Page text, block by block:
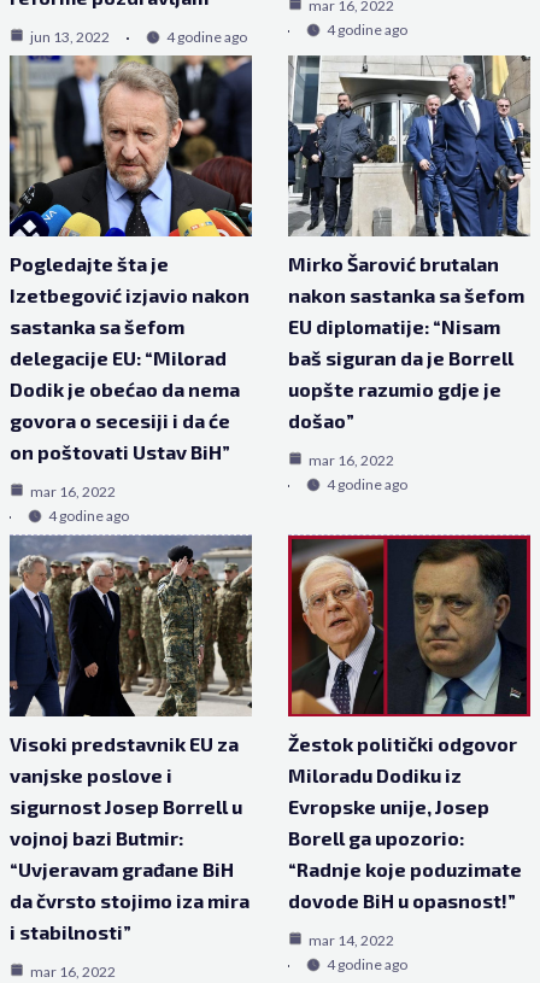
jun 13, 2022 4 godine ago
mar 16, 2022
4 godine ago
Pogledajte šta je
Izetbegović izjavio nakon
sastanka sa šefom
delegacije EU: “Milorad
Dodik je obećao da nema
govora o secesiji i da će
on poštovati Ustav BiH”
mar 16, 2022
4 godine ago
Mirko Šarović brutalan
nakon sastanka sa šefom
EU diplomatije: “Nisam
baš siguran da je Borrell
uopšte razumio gdje je
došao”
mar 16, 2022
4 godine ago
Visoki predstavnik EU za
vanjske poslove i
sigurnost Josep Borrell u
vojnoj bazi Butmir:
“Uvjeravam građane BiH
da čvrsto stojimo iza mira
i stabilnosti”
mar 16, 2022
Žestok politički odgovor
Miloradu Dodiku iz
Evropske unije, Josep
Borell ga upozorio:
“Radnje koje poduzimate
dovode BiH u opasnost!”
mar 14, 2022
4 godine ago